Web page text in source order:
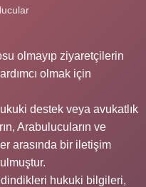
olmayıp ziyaretçilerin
olmak için
destek veya avukatlık
Arabulucuların ve
arasında bir iletişim
hukuki bilgileri,